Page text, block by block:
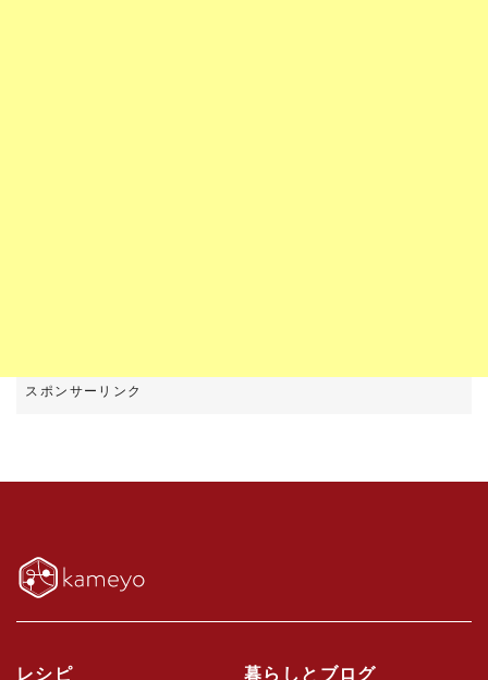
レシピ 暮らしとブログ